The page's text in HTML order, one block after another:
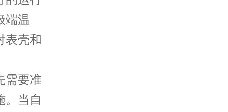
端温
表壳和
需要准
。当自